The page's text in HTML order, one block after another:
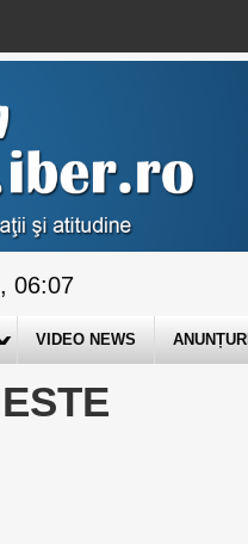
06:07
VIDEO NEWS ANUNȚURI